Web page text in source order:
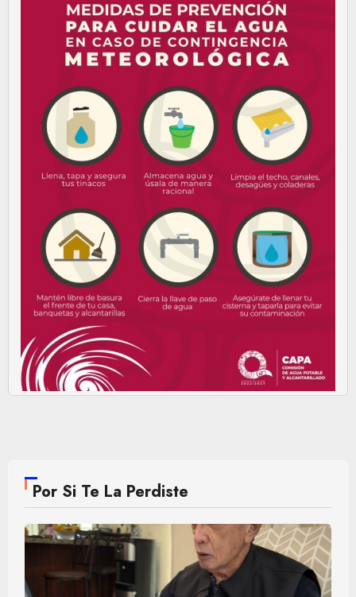
Por Si Te La Perdiste